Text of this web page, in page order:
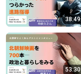
38:49
53:30